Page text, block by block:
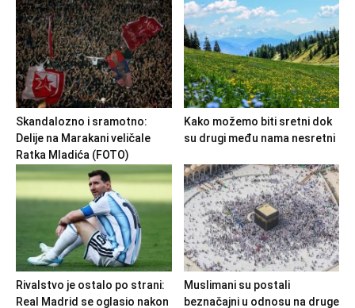
Skandalozno i sramotno:
Delije na Marakani veličale
Ratka Mladića (FOTO)
Kako možemo biti sretni dok
su drugi među nama nesretni
Rivalstvo je ostalo po strani:
Real Madrid se oglasio nakon
Muslimani su postali
beznačajni u odnosu na druge